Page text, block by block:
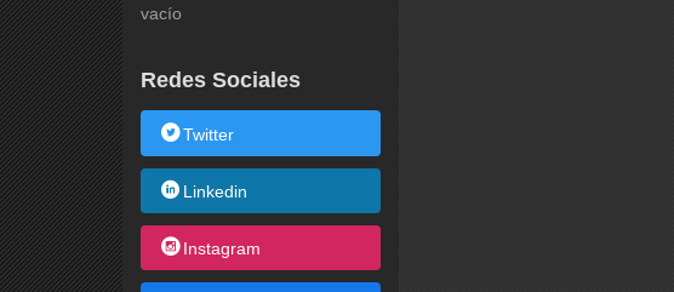
vacío
Redes Sociales
Twitter
Linkedin
Instagram